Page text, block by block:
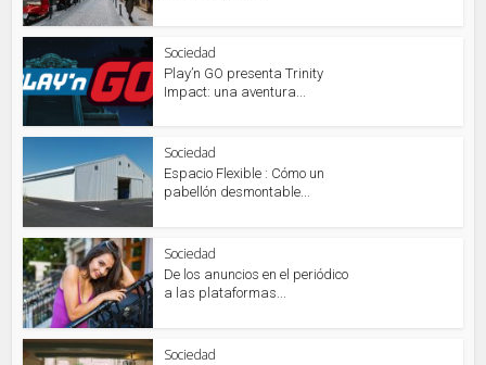
Sociedad
Play’n GO presenta Trinity
Impact: una aventura...
Sociedad
Espacio Flexible : Cómo un
pabellón desmontable...
Sociedad
De los anuncios en el periódico
a las plataformas...
Sociedad